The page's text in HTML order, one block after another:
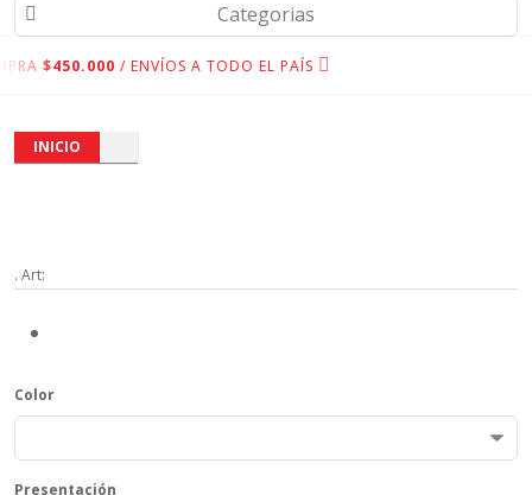
Categorias
$450.000 / ENVÍOS A TODO EL PAÍS
INICIO
. Art:
Color
Presentación